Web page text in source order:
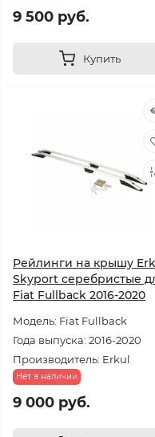
9 500 руб.
Купить
Рейлинги на крышу
Skyport серебристые
Fiat Fullback 2016-2020
Модель: Fiat Fullback
Года выпуска: 2016-2020
Производитель: Erkul
Нет в наличии
9 000 руб.